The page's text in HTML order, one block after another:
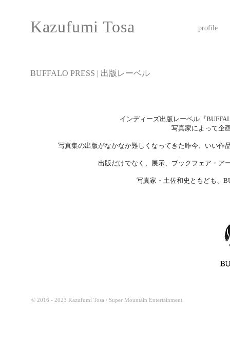
Kazufumi Tosa profile
​BUFFALO PRESS | 出版レーベル
インディーズ出版レーベル『
写真家によって企
写真集の出版がなかなか難しくなってきた昨今、いい
出版だけでなく、展示、ブックフェア・ア
写真家・土佐和史ともども、
© 2016 - 2023 Kazufumi Tosa / Super Mountain Entertainment